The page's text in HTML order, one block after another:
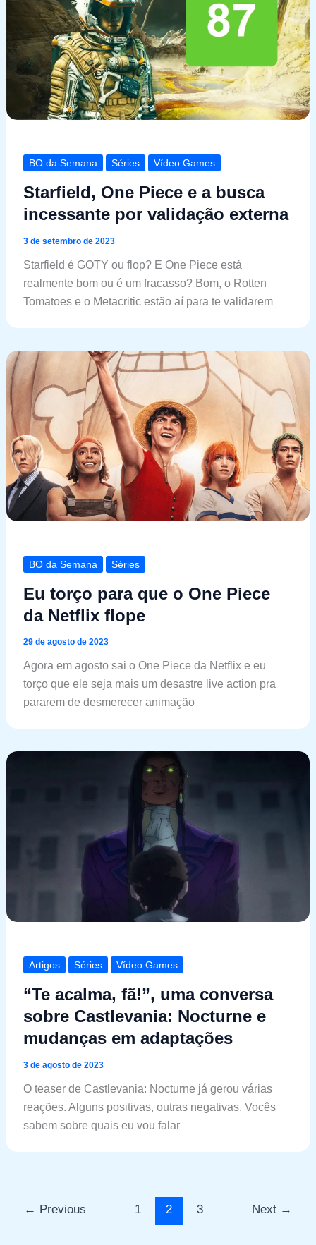
BO da Semana Séries Vídeo Games
Starfield, One Piece e a busca
incessante por validação externa
3 de setembro de 2023
Starfield é GOTY ou flop? E One Piece está
realmente bom ou é um fracasso? Bom, o Rotten
Tomatoes e o Metacritic estão aí para te validarem
BO da Semana Séries
Eu torço para que o One Piece
da Netflix flope
29 de agosto de 2023
Agora em agosto sai o One Piece da Netflix e eu
torço que ele seja mais um desastre live action pra
pararem de desmerecer animação
Artigos Séries Vídeo Games
“Te acalma, fã!”, uma conversa
sobre Castlevania: Nocturne e
mudanças em adaptações
3 de agosto de 2023
O teaser de Castlevania: Nocturne já gerou várias
reações. Alguns positivas, outras negativas. Vocês
sabem sobre quais eu vou falar
← Previous 1 2 3 Next →